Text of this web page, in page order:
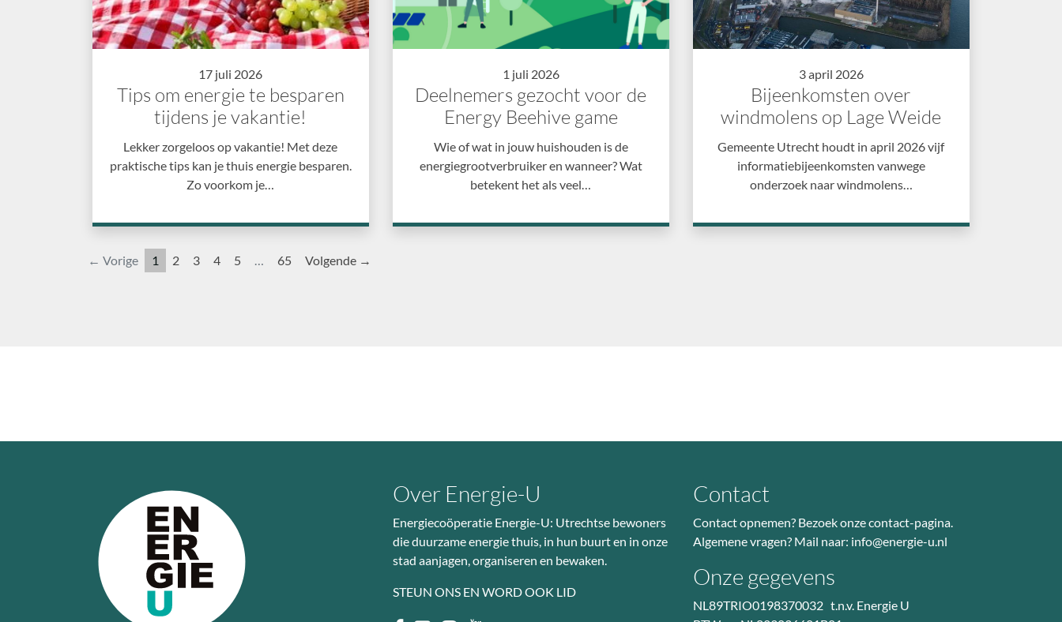
17 juli 2026
Tips om energie te besparen
tijdens je vakantie!
Lekker zorgeloos op vakantie! Met deze
praktische tips kan je thuis energie besparen.
Zo voorkom je…
1 juli 2026
Deelnemers gezocht voor de
Energy Beehive game
Wie of wat in jouw huishouden is de
energiegrootverbruiker en wanneer? Wat
betekent het als veel…
3 april 2026
Bijeenkomsten over
windmolens op Lage Weide
Gemeente Utrecht houdt in april 2026 vijf
informatiebijeenkomsten vanwege
onderzoek naar windmolens…
← Vorige 1 2 3 4 5 … 65 Volgende →
Over Energie-U
Energiecoöperatie Energie-U: Utrechtse bewoners
die duurzame energie thuis, in hun buurt en in onze
stad aanjagen, organiseren en bewaken.
STEUN ONS EN WORD OOK LID
Contact
Contact opnemen? Bezoekonze contact-pagina.
Algemene vragen? Mail naar: info@energie-u.nl
Onze gegevens
NL89TRIO0198370032 t.n.v. Energie U